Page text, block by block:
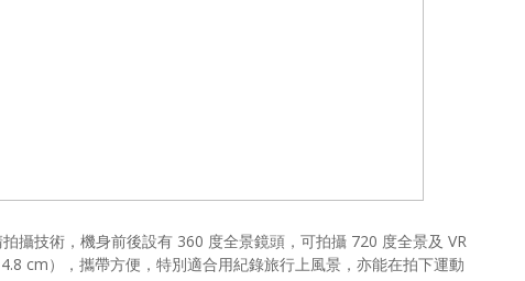
攝技術，機身前後設有 360 度全景鏡頭，可拍攝 720 度全景及 VR
cm），攜帶方便，特別適合用紀錄旅行上風景，亦能在拍下運動